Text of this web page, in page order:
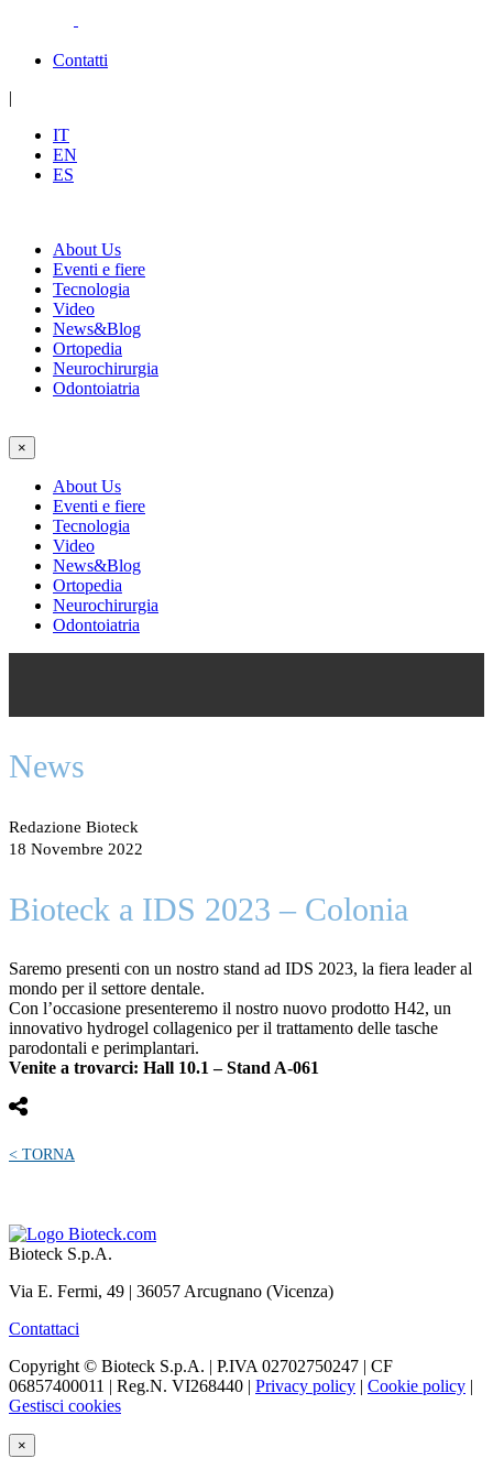
Contatti
|
IT
EN
ES
About Us
Eventi e fiere
Tecnologia
Video
News&Blog
Ortopedia
Neurochirurgia
Odontoiatria
×
About Us
Eventi e fiere
Tecnologia
Video
News&Blog
Ortopedia
Neurochirurgia
Odontoiatria
News
Redazione Bioteck
18 Novembre 2022
Bioteck a IDS 2023 – Colonia
Saremo presenti con un nostro stand ad IDS 2023, la fiera leader al
mondo per il settore dentale.
Con l’occasione presenteremo il nostro nuovo prodotto H42, un
innovativo hydrogel collagenico per il trattamento delle tasche
parodontali e perimplantari.
Venite a trovarci: Hall 10.1 – Stand A-061
< TORNA
Bioteck S.p.A.
Via E. Fermi, 49 | 36057 Arcugnano (Vicenza)
Contattaci
Copyright © Bioteck S.p.A. | P.IVA 02702750247 | CF
06857400011 | Reg.N. VI268440 | Privacy policy | Cookie policy |
Gestisci cookies
×